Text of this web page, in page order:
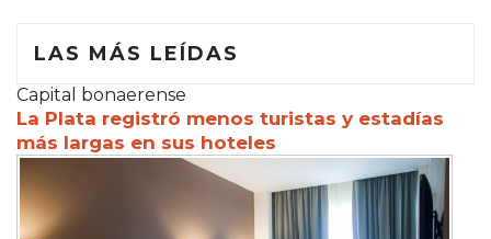
LAS MÁS LEÍDAS
Capital bonaerense
La Plata registró menos turistas y estadías
más largas en sus hoteles